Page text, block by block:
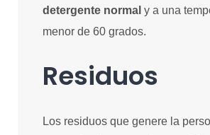
detergente normaly a una
menor de 60 grados.
Residuos
Los residuos que genere la